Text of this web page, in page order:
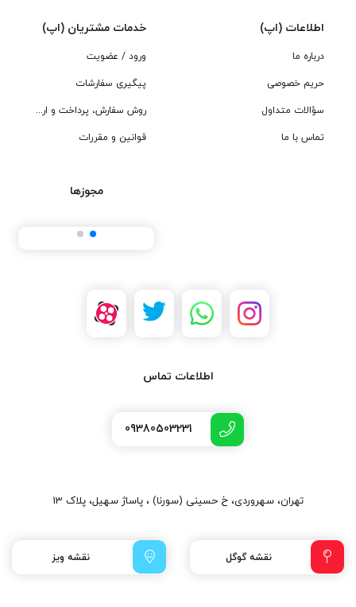
اطلاعات (اپ)
درباره ما
حریم خصوصی
سؤالات متداول
تماس با ما
خدمات مشتریان (اپ)
ورود / عضویت
پیگیری سفارشات
روش سفارش، پرداخت و ارسال
قوانین و مقررات
مجوزها
اطلاعات تماس
09380503231
تهران، سهروردی، خ حسینی (سورنا) ، پاساژ سهیل، پلاک 13
نقشه گوگل نقشه ویز